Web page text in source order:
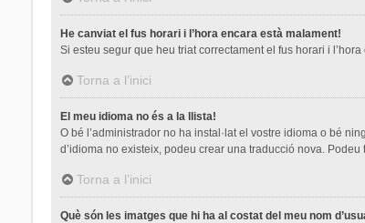
He canviat el fus horari i l’hora encara està malament!
Si esteu segur que heu triat correctament el fus horari i
Torna a l’inici
El meu idioma no és a la llista!
O bé l’administrador no ha instal·lat el vostre idioma o bé
d’idioma no existeix, podeu crear una traducció nova.
Torna a l’inici
Què són les imatges que hi ha al costat del meu nom